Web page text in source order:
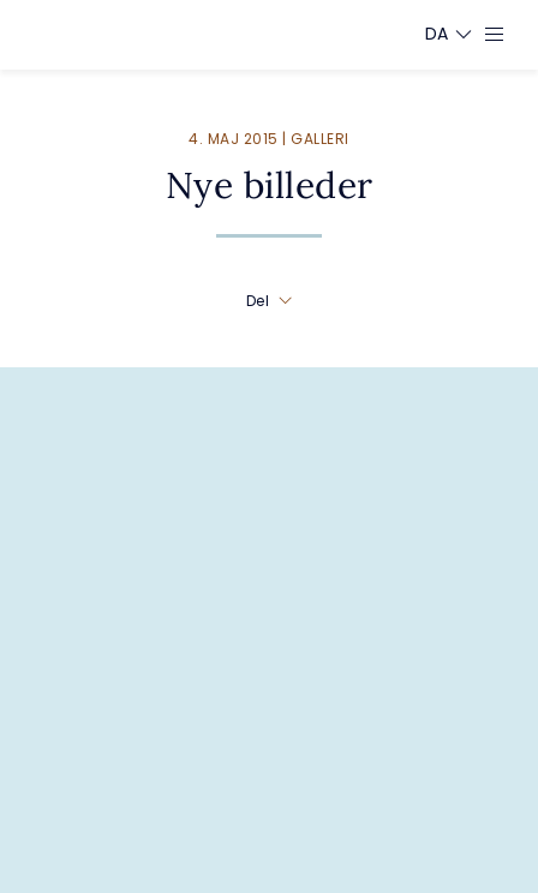
DA
4. MAJ 2015 | GALLERI
Nye billeder
Del